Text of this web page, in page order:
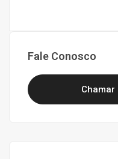
Fale Conosco
Chamar